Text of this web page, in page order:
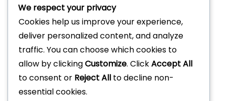
допълнително защитно покритие, което може да бъде
решаващо срещу контраатаки.
Въпреки това, 4-3-3 може да експлоатира
потенциалните слабости на 4-2-3-1, като натовари
фланговете, особено ако крайни защитници напредват.
Това може да остави централната полузащита изложена,
We respect your privacy
Cookies help us improve your experience,
deliver personalized content, and analyze
traffic. You can choose which cookies to
allow by clickingCustomize. ClickAccept All
to consent or Reject All to decline non-
essential cookies.